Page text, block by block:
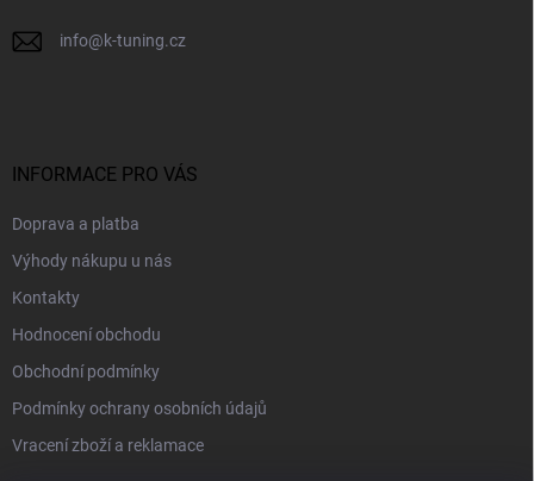
info@k-tuning.cz
INFORMACE PRO VÁS
Doprava a platba
Výhody nákupu u nás
Kontakty
Hodnocení obchodu
Obchodní podmínky
Podmínky ochrany osobních údajů
Vracení zboží a reklamace